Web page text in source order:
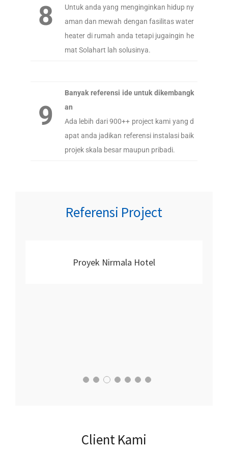
8
Untuk anda yang menginginkan hidup ny
aman dan mewah dengan fasilitas water
heater di rumah anda tetapi jugaingin he
mat Solahart lah solusinya.
9
Banyak referensi ide untuk dikembangk
an
Ada lebih dari 900++ project kami yang d
apat anda jadikan referensi instalasi baik
projek skala besar maupun pribadi.
Referensi Project
Proyek Nirmala Hotel
Client Kami